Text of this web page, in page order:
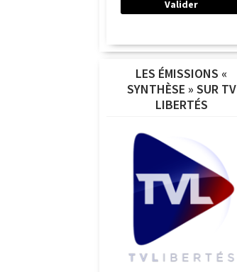
LES ÉMISSIONS «
SYNTHÈSE » SUR TV
LIBERTÉS